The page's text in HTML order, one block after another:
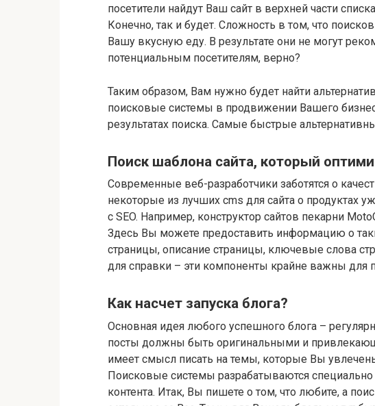
посетители найдут Ваш сайт в верхней части
Конечно, так и будет. Сложность в том, что
Вашу вкусную еду. В результате они не могут
потенциальным посетителям, верно?
Таким образом, Вам нужно будет найти
поисковые системы в продвижении Вашего
результатах поиска. Самые быстрые
Поиск шаблона сайта, который
Современные веб-разработчики заботятся о
некоторые из лучших cms для сайта о продуктах
с SEO. Например, конструктор сайтов пекарни
Здесь Вы можете предоставить информацию о
страницы, описание страницы, ключевые слова
для справки – эти компоненты крайне важны для
Как насчет запуска блога?
Основная идея любого успешного блога –
посты должны быть оригинальными и
имеет смысл писать на темы, которые Вы
Поисковые системы разрабатываются
контента. Итак, Вы пишете о том, что любите, а